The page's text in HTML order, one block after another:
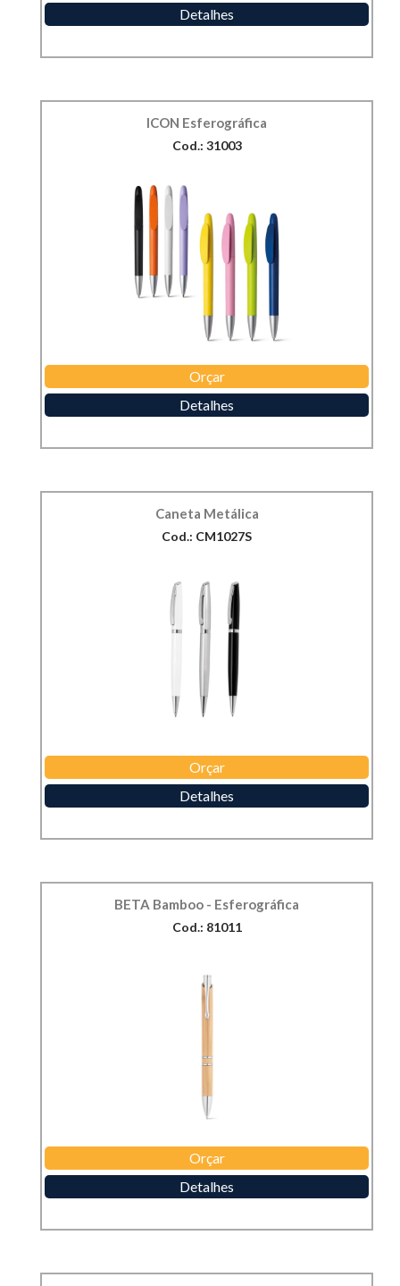
Detalhes
ICON Esferográfica
Cod.: 31003
Orçar
Detalhes
Caneta Metálica
Cod.: CM1027S
Orçar
Detalhes
BETA Bamboo - Esferográfica
Cod.: 81011
Orçar
Detalhes